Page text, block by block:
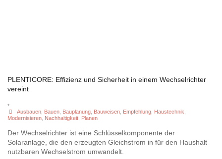
PLENTICORE: Effizienz und Sicherheit in einem Wechselrichter
vereint
•
Ausbauen, Bauen, Bauplanung, Bauweisen, Empfehlung, Haustechnik
Modernisieren Nachhaltigkeit Planen
Der Wechselrichter ist eine Schlüsselkomponente der
Solaranlage, die den erzeugten Gleichstrom in für den Haushalt
nutzbaren Wechselstrom umwandelt.